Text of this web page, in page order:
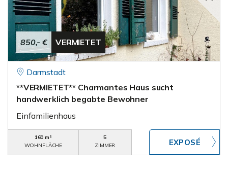
850,- € VERMIETET
Darmstadt
**VERMIETET** Charmantes Haus sucht
handwerklich begabte Bewohner
Einfamilienhaus
160 m²
WOHNFLÄCHE
5
ZIMMER